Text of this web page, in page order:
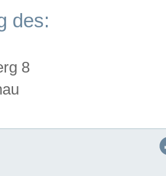
des:
8